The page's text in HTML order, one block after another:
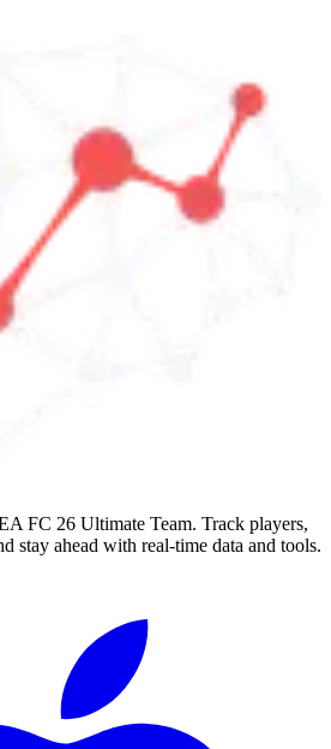
FC 26 Ultimate Team. Track players,
stay ahead with real-time data and tools.